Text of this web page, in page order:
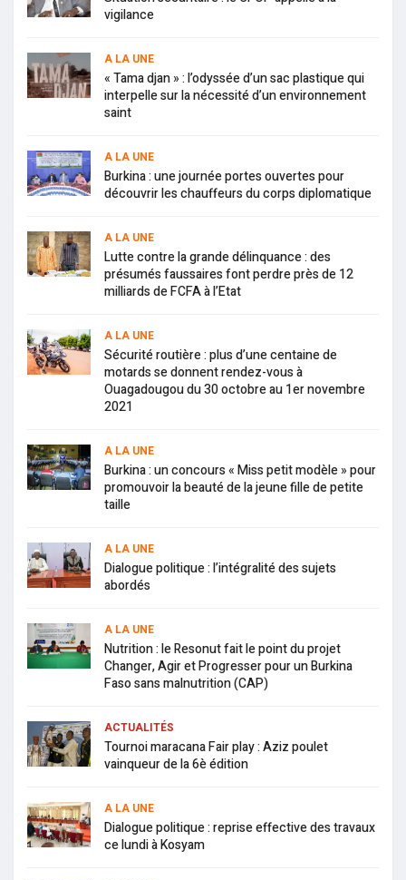
vigilance
A LA UNE
« Tama djan » : l’odyssée d’un sac plastique qui
interpelle sur la nécessité d’un environnement
saint
A LA UNE
Burkina : une journée portes ouvertes pour
découvrir les chauffeurs du corps diplomatique
A LA UNE
Lutte contre la grande délinquance : des
présumés faussaires font perdre près de 12
milliards de FCFA à l’Etat
A LA UNE
Sécurité routière : plus d’une centaine de
motards se donnent rendez-vous à
Ouagadougou du 30 octobre au 1er novembre
2021
A LA UNE
Burkina : un concours « Miss petit modèle » pour
promouvoir la beauté de la jeune fille de petite
taille
A LA UNE
Dialogue politique : l’intégralité des sujets
abordés
A LA UNE
Nutrition : le Resonut fait le point du projet
Changer, Agir et Progresser pour un Burkina
Faso sans malnutrition (CAP)
ACTUALITÉS
Tournoi maracana Fair play : Aziz poulet
vainqueur de la 6è édition
A LA UNE
Dialogue politique : reprise effective des travaux
ce lundi à Kosyam